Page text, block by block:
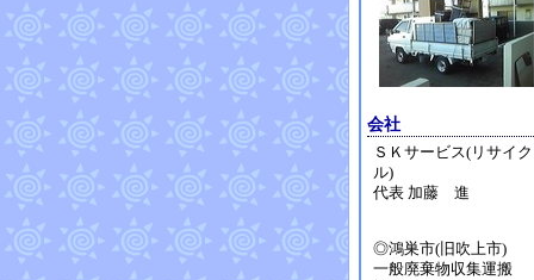
会社
ＳＫサービス(リサイク
ル)
代表 加藤 進
◎鴻巣市(旧吹上市)
一般廃棄物収集運搬